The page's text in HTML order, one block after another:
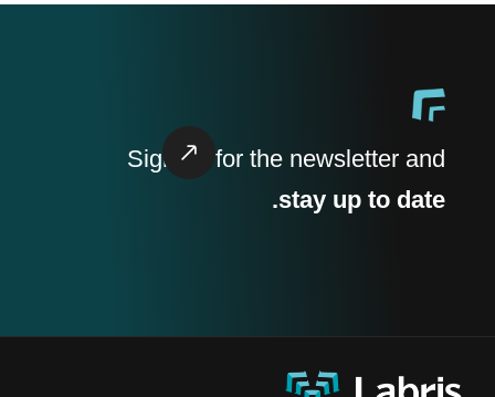
Sign up for the newsletter and
stay up to date.